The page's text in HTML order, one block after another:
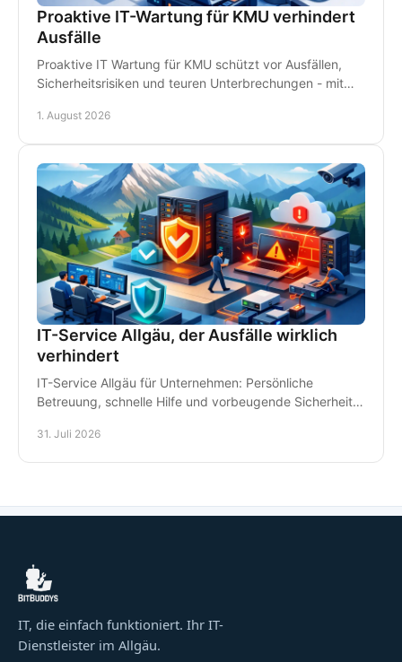
Proaktive IT-Wartung für KMU verhindert
Ausfälle
Proaktive IT Wartung für KMU schützt vor Ausfällen,
Sicherheitsrisiken und teuren Unterbrechungen - mit
1. August 2026
IT-Service Allgäu, der Ausfälle wirklich
verhindert
IT-Service Allgäu für Unternehmen: Persönliche
Betreuung, schnelle Hilfe und vorbeugende Sicherheit
31. Juli 2026
IT, die einfach funktioniert. Ihr IT-
Dienstleister im Allgäu.